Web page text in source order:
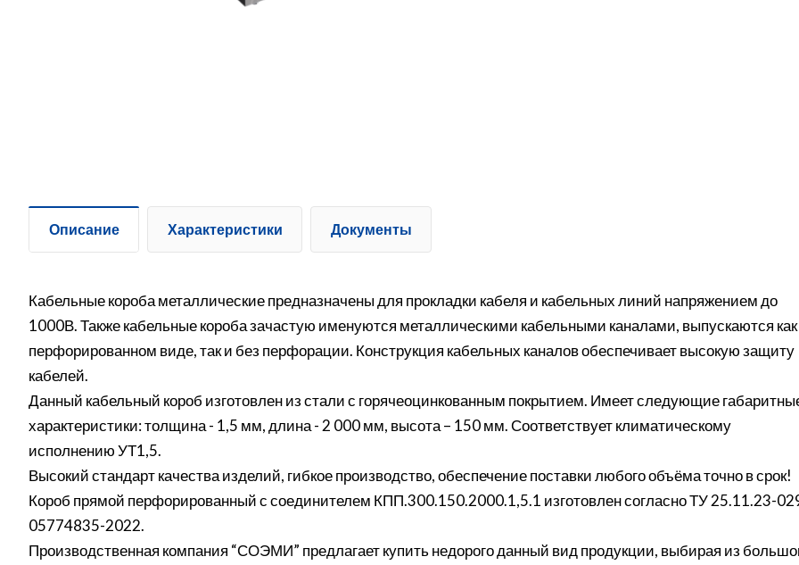
Описание Характеристики Документы
Кабельные короба металлические предназначены для прокладки кабеля и кабельных линий напряжением до
1000В. Также кабельные короба зачастую именуются металлическими кабельными каналами, выпускаются как
перфорированном виде, так и без перфорации. Конструкция кабельных каналов обеспечивает высокую защиту
кабелей.
Данный кабельный короб изготовлен из стали с горячеоцинкованным покрытием. Имеет следующие
характеристики: толщина - 1,5 мм, длина - 2 000 мм, высота – 150 мм. Соответствует климатическому
исполнению УТ1,5.
Высокий стандарт качества изделий, гибкое производство, обеспечение поставки любого объёма точно в срок!
Короб прямой перфорированный с соединителем КПП.300.150.2000.1,5.1 изготовлен согласно ТУ 25.11.23-
05774835-2022.
Производственная компания “СОЭМИ” предлагает купить недорого данный вид продукции, выбирая из